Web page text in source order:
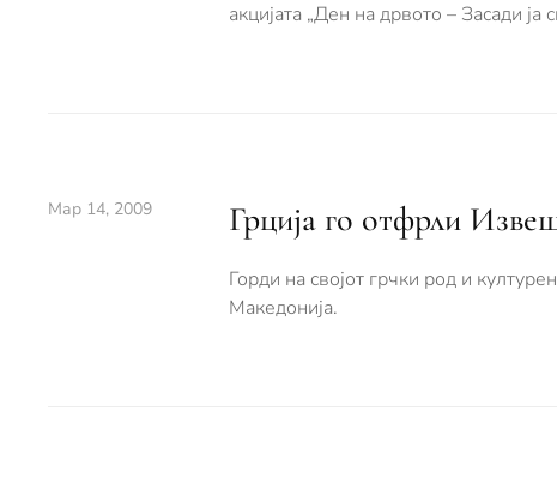
акцијата „Ден на дрвото – Засади ја
Мар 14, 2009 Грција го отфрли
Горди на својот грчки род и
Македонија.